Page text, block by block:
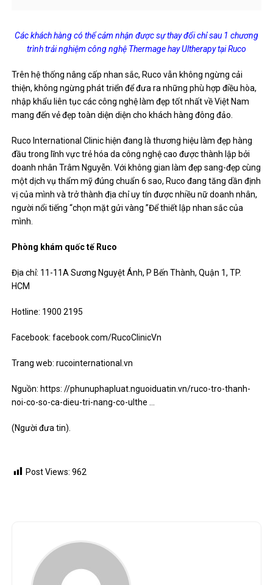
Các khách hàng có thể cảm nhận được sự thay đổi chỉ sau 1 chương
trình trải nghiệm công nghệ Thermage hay Ultherapy tại Ruco
Trên hệ thống nâng cấp nhan sắc, Ruco vẫn không ngừng cải
thiện, không ngừng phát triển để đưa ra những phù hợp điều hòa,
nhập khẩu liên tục các công nghệ làm đẹp tốt nhất về Việt Nam
mang đến vẻ đẹp toàn diện diện cho khách hàng đông đảo.
Ruco International Clinic hiện đang là thương hiệu làm đẹp hàng
đầu trong lĩnh vực trẻ hóa da công nghệ cao được thành lập bởi
doanh nhân Trâm Nguyễn. Với không gian làm đẹp sang-đẹp cùng
một dịch vụ thẩm mỹ đúng chuẩn 6 sao, Ruco đang tăng dần định
vị của mình và trở thành địa chỉ uy tín được nhiều nữ doanh nhân,
người nổi tiếng “chọn mặt gửi vàng ”Để thiết lập nhan sắc của
mình.
Phòng khám quốc tế Ruco
Địa chỉ: 11-11A Sương Nguyệt Ánh, P Bến Thành, Quận 1, TP.
HCM
Hotline: 1900 2195
Facebook: facebook.com/RucoClinicVn
Trang web: rucointernational.vn
Nguồn: https: //phunuphapluat.nguoiduatin.vn/ruco-tro-thanh-
noi-co-so-ca-dieu-tri-nang-co-ulthe …
(Người đưa tin)
Post Views: 962